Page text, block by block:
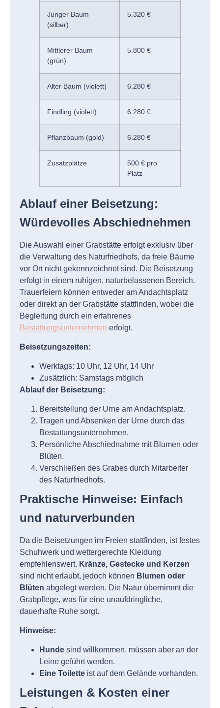
Junger Baum
(silber)
5.320 €
Mittlerer Baum
(grün)
5.800 €
Alter Baum (violett) 6.280 €
Findling (violett) 6.280 €
Pflanzbaum (gold) 6.280 €
Zusatzplätze
500 € pro
Platz
Ablauf einer Beisetzung:
Würdevolles Abschiednehmen
Die Auswahl einer Grabstätte erfolgt exklusiv über
die Verwaltung des Naturfriedhofs, da freie Bäume
vor Ort nicht gekennzeichnet sind. Die Beisetzung
erfolgt in einem ruhigen, naturbelassenen Bereich.
Trauerfeiern können entweder am Andachtsplatz
oder direkt an der Grabstätte stattfinden, wobei die
Begleitung durch ein erfahrenes
Bestattungsunternehmen erfolgt.
Beisetzungszeiten:
Werktags: 10 Uhr, 12 Uhr, 14 Uhr
Zusätzlich: Samstags möglich
Ablauf der Beisetzung:
Bereitstellung der Urne am Andachtsplatz.
Tragen und Absenken der Urne durch das
Bestattungsunternehmen.
Persönliche Abschiednahme mit Blumen oder
Blüten.
Verschließen des Grabes durch Mitarbeiter
des Naturfriedhofs.
Praktische Hinweise: Einfach
und naturverbunden
Da die Beisetzungen im Freien stattfinden, ist festes
Schuhwerk und wettergerechte Kleidung
empfehlenswert. Kränze, Gestecke und Kerzen
sind nicht erlaubt, jedoch können Blumen oder
Blüten abgelegt werden. Die Natur übernimmt die
Grabpflege, was für eine unaufdringliche,
dauerhafte Ruhe sorgt.
Hinweise:
Hunde sind willkommen, müssen aber an der
Leine geführt werden.
Eine Toilette ist auf dem Gelände vorhanden.
Leistungen & Kosten einer